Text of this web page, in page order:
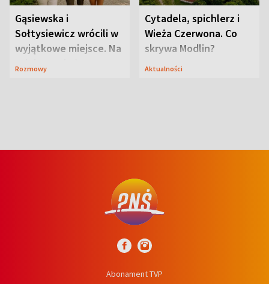
Gąsiewska i
Sołtysiewicz wrócili w
wyjątkowe miejsce. Na
szlaku czekał
Rozmowy
Cytadela, spichlerz i
Wieża Czerwona. Co
skrywa Modlin?
Aktualności
Abonament TVP